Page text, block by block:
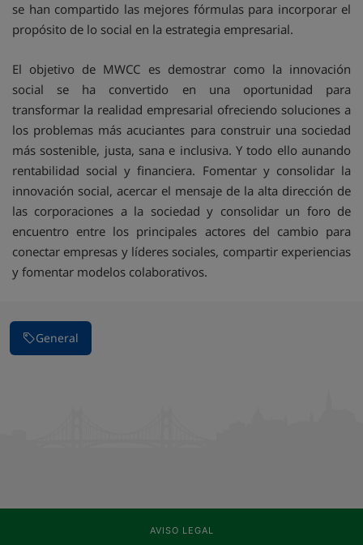
se han compartido las mejores fórmulas para incorporar el
propósito de lo social en la estrategia empresarial.
El objetivo de MWCC es demostrar como la innovación
social se ha convertido en una oportunidad para
transformar la realidad empresarial ofreciendo soluciones a
los problemas más acuciantes para construir una sociedad
más sostenible, justa, sana e inclusiva. Y todo ello aunando
rentabilidad social y financiera. Fomentar y consolidar la
innovación social, acercar el mensaje de la alta dirección de
las corporaciones a la sociedad y consolidar un foro de
encuentro entre los principales actores del cambio para
conectar empresas y líderes sociales, compartir experiencias
y fomentar modelos colaborativos.
General
AVISO LEGAL